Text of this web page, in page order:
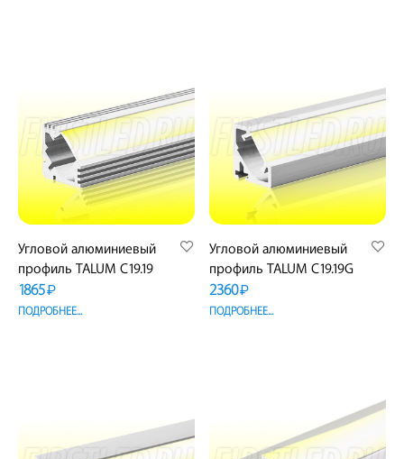
Угловой алюминиевый
профиль TALUM C19.19
1865₽
ПОДРОБНЕЕ...
Угловой алюминиевый
профиль TALUM C19.19G
2360₽
ПОДРОБНЕЕ...